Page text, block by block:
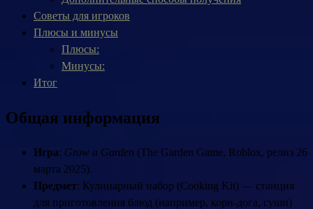
Советы для игроков
Плюсы и минусы
Плюсы:
Минусы:
Итог
Общая информация
Игра: Grow a Garden (The Garden Game, Roblox, релиз 26
марта 2025).
Предмет: Кулинарный набор (Cooking Kit) — станция
для приготовления блюд (например, корн-дога, суши)